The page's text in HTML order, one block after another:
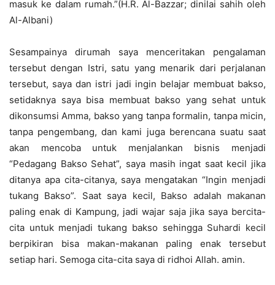
masuk ke dalam rumah.”(H.R. Al-Bazzar; dinilai sahih oleh
Al-Albani)
Sesampainya dirumah saya menceritakan pengalaman
tersebut dengan Istri, satu yang menarik dari perjalanan
tersebut, saya dan istri jadi ingin belajar membuat bakso,
setidaknya saya bisa membuat bakso yang sehat untuk
dikonsumsi Amma, bakso yang tanpa formalin, tanpa micin,
tanpa pengembang, dan kami juga berencana suatu saat
akan mencoba untuk menjalankan bisnis menjadi
“Pedagang Bakso Sehat”, saya masih ingat saat kecil jika
ditanya apa cita-citanya, saya mengatakan “Ingin menjadi
tukang Bakso”. Saat saya kecil, Bakso adalah makanan
paling enak di Kampung, jadi wajar saja jika saya bercita-
cita untuk menjadi tukang bakso sehingga Suhardi kecil
berpikiran bisa makan-makanan paling enak tersebut
setiap hari. Semoga cita-cita saya di ridhoi Allah. amin.